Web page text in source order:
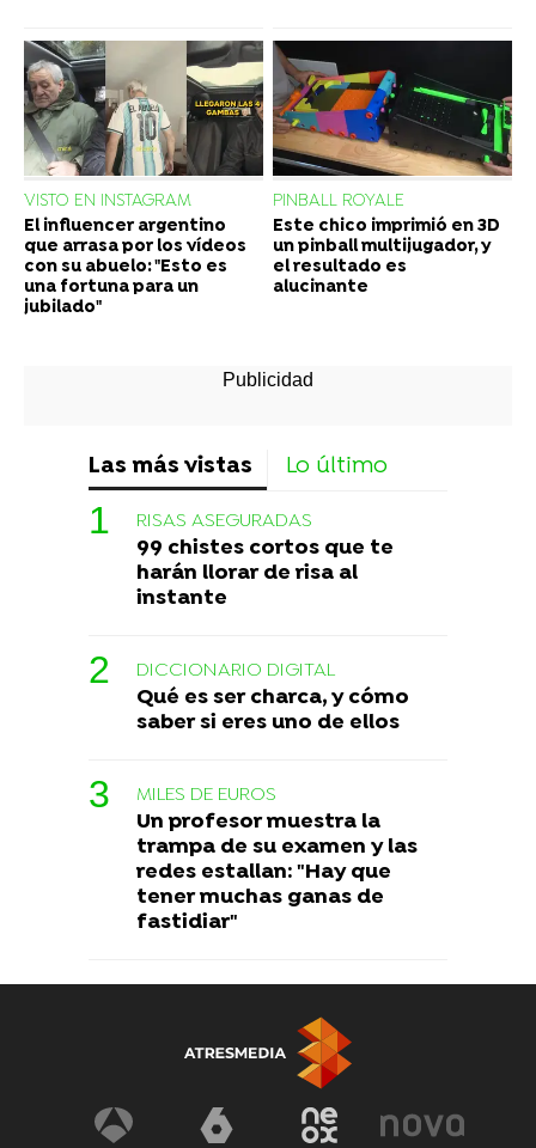
VISTO EN INSTAGRAM
El influencer argentino
que arrasa por los vídeos
con su abuelo: "Esto es
una fortuna para un
jubilado"
PINBALL ROYALE
Este chico imprimió en 3D
un pinball multijugador, y
el resultado es
alucinante
Las más vistas Lo último
RISAS ASEGURADAS
99 chistes cortos que te
harán llorar de risa al
instante
DICCIONARIO DIGITAL
Qué es ser charca, y cómo
saber si eres uno de ellos
MILES DE EUROS
Un profesor muestra la
trampa de su examen y las
redes estallan: "Hay que
tener muchas ganas de
fastidiar"